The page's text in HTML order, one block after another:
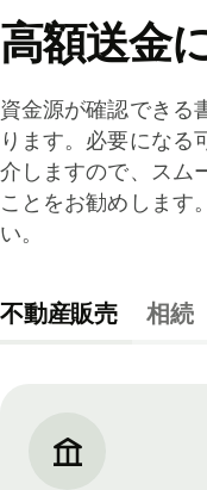
高額送金
資金源が確認できる
ります。必要になる
介しますので、スム
ことをお勧めします
い。
不動産販売 相続